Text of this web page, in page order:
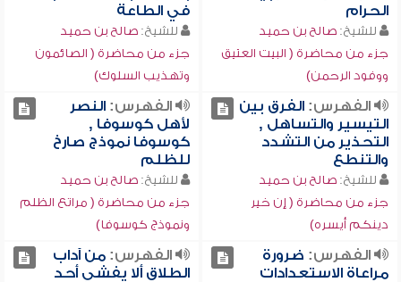
الحرام
للشيخ:صالح بن حميد
جزء من محاضرة ( البيت العتيق
ووفود الرحمن)
في الطاعة
للشيخ:صالح بن حميد
جزء من محاضرة ( الصائمون
وتهذيب السلوك)
الفهرس:الفرق بين
التيسير والتساهل ,
التحذير من التشدد
والتنطع
للشيخ:صالح بن حميد
جزء من محاضرة ( إن خير
دينكم أيسره)
الفهرس:النصر
لأهل كوسوفا ,
كوسوفا نموذج صارخ
للظلم
للشيخ:صالح بن حميد
جزء من محاضرة ( مراتع الظلم
ونموذج كوسوفا)
الفهرس: ضرورة
مراعاة الاستعدادات
الفهرس:من آداب
الطلاق ألا يفشي أحد